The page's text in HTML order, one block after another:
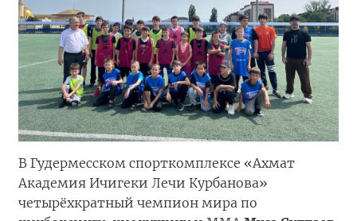
В Гудермесском спорткомплексе «Ахмат
Академия Ичигеки Лечи Курбанова»
четырёхкратный чемпион мира по